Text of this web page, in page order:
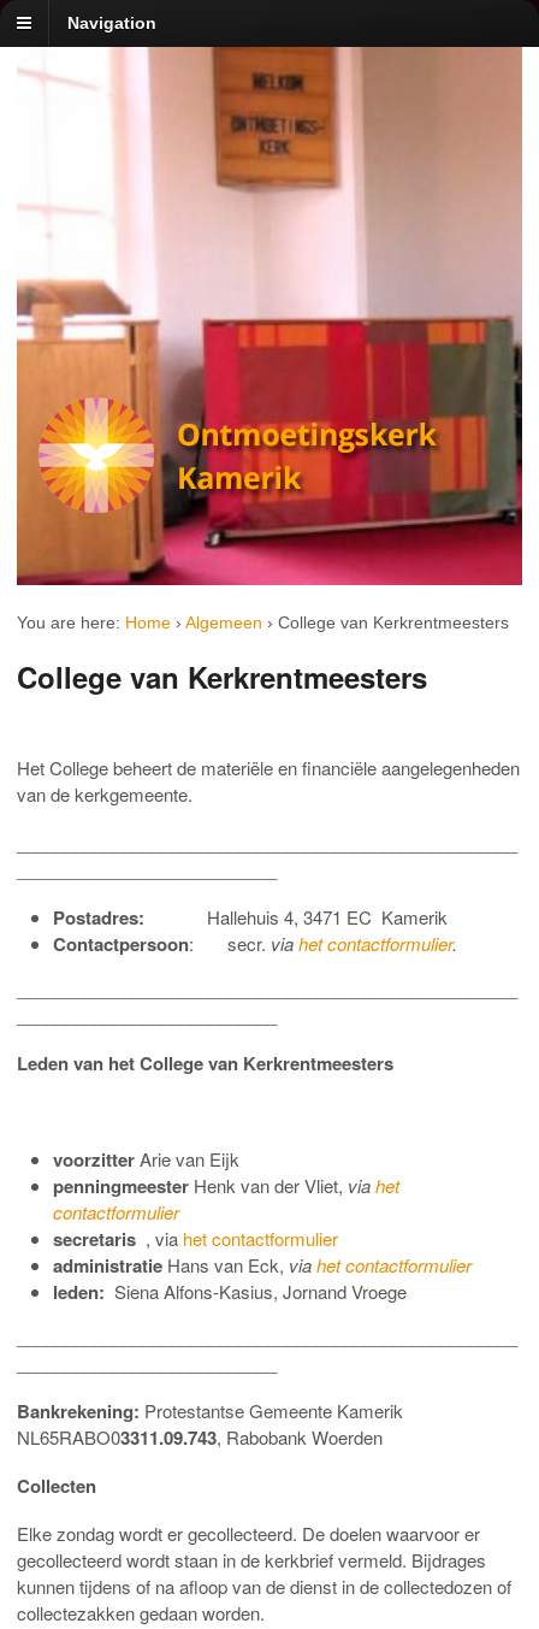
Navigation
You are here: Home › Algemeen › College van Kerkrentmeesters
College van Kerkrentmeesters
Het College beheert de materiële en financiële aangelegenheden
van de kerkgemeente.
Postadres: Hallehuis 4, 3471 EC Kamerik
Contactpersoon: secr. viahet contactformulier.
Leden van het College van Kerkrentmeesters
voorzitterArie van Eijk
penningmeester Henk van der Vliet, viahet
contactformulier
secretaris , via het contactformulier
administratie Hans van Eck, viahet contactformulier
leden: Siena Alfons-Kasius, Jornand Vroege
Bankrekening: Protestantse Gemeente Kamerik
NL65RABO03311.09.743, Rabobank Woerden
Collecten
Elke zondag wordt er gecollecteerd. De doelen waarvoor er
gecollecteerd wordt staan in de kerkbrief vermeld. Bijdrages
kunnen tijdens of na afloop van de dienst in de collectedozen of
collectezakken gedaan worden.